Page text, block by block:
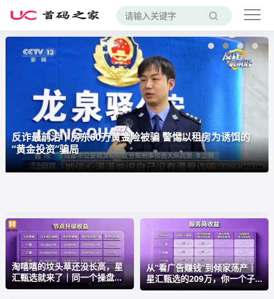
反诈最前沿丨房东60万黄金险被骗 警惕以租房为诱饵的
“黄金投资”骗局
淘嘻嘻的坟头草还没长高，星
汇甄选就来了｜同一个操盘
手，同
从“看广告赚钱”到倾家荡产｜
星汇甄选的209万，你一个子
儿都